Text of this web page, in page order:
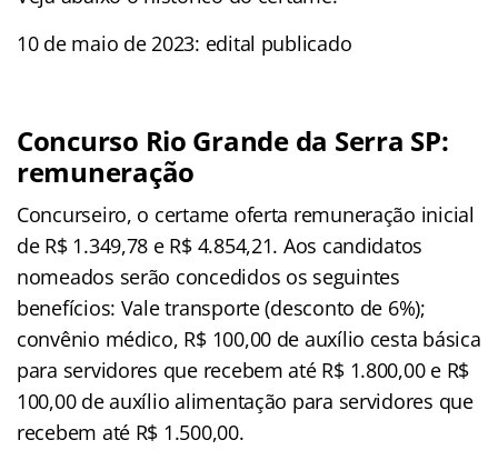
10 de maio de 2023: edital publicado
Concurso Rio Grande da Serra SP:
remuneração
Concurseiro, o certame oferta remuneração inicial
de R$ 1.349,78 e R$ 4.854,21. Aos candidatos
nomeados serão concedidos os seguintes
benefícios: Vale transporte (desconto de 6%);
convênio médico, R$ 100,00 de auxílio cesta básica
para servidores que recebem até R$ 1.800,00 e R$
100,00 de auxílio alimentação para servidores que
recebem até R$ 1.500,00.